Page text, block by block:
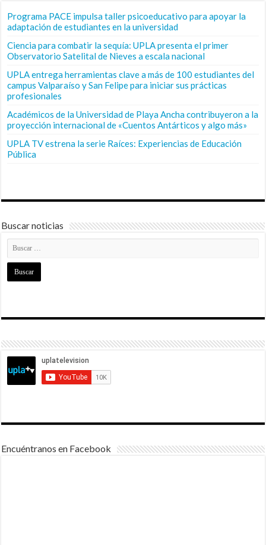
Programa PACE impulsa taller psicoeducativo para apoyar la
adaptación de estudiantes en la universidad
Ciencia para combatir la sequía: UPLA presenta el primer
Observatorio Satelital de Nieves a escala nacional
UPLA entrega herramientas clave a más de 100 estudiantes del
campus Valparaíso y San Felipe para iniciar sus prácticas
profesionales
Académicos de la Universidad de Playa Ancha contribuyeron a la
proyección internacional de «Cuentos Antárticos y algo más»
UPLA TV estrena la serie Raíces: Experiencias de Educación
Pública
Buscar noticias
Encuéntranos en Facebook